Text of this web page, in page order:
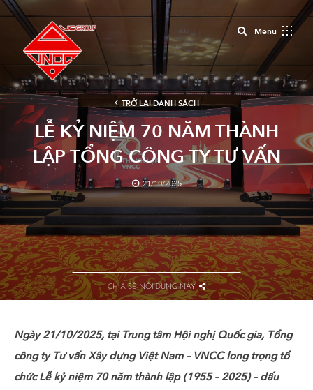
MenuClose
TRỞ LẠI DANH SÁCH
LỄ KỶ NIỆM 70 NĂM THÀNH
LẬP TỔNG CÔNG TY TƯ VẤN
XÂY DỰNG VIỆT NAM – CTCP
21/10/2025
CHIA SẺ NỘI DUNG NÀY
Ngày 21/10/2025, tại Trung tâm Hội nghị Quốc gia, Tổng
công ty Tư vấn Xây dựng Việt Nam – VNCC long trọng tổ
chức Lễ kỷ niệm 70 năm thành lập (1955 – 2025) – dấu